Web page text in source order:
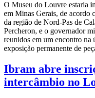
O Museu do Louvre estaria
em Minas Gerais, de acordo
da região de Nord-Pas de
Percheron, e o governador
reunidos em um encontro na
exposição permanente de
Ibram abre
intercâmbio no